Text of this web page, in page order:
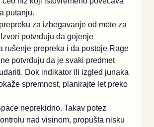
putanju.
za izbegavanje od mete za
potvrđuju da gojenje
rušenje prepreka i da postoje Rage
potvrđuju da je svaki predmet
Dok indikator ili izgled junaka
spremnost, planirajte let preko
neprekidno. Takav potez
nad visinom, propušta nisku